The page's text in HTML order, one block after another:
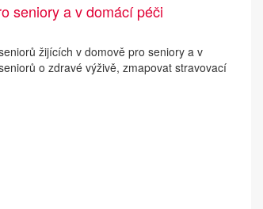
seniory a v domácí péči
žijících v domově pro seniory a v
o zdravé výživě, zmapovat stravovací